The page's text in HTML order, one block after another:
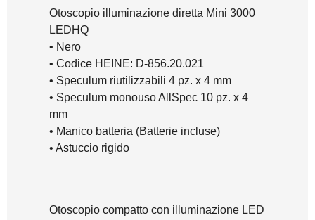
Otoscopio illuminazione diretta Mini 3000
LEDHQ
• Nero
• Codice HEINE: D-856.20.021
• Speculum riutilizzabili 4 pz. x 4 mm
• Speculum monouso AllSpec 10 pz. x 4
mm
• Manico batteria (Batterie incluse)
• Astuccio rigido
Otoscopio compatto con illuminazione LED